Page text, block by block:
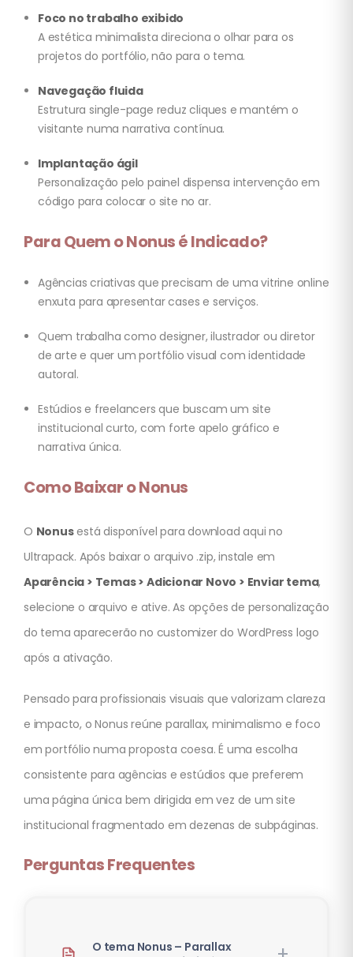
Foco no trabalho exibido
A estética minimalista direciona o olhar para os
projetos do portfólio, não para o tema.
Navegação fluida
Estrutura single-page reduz cliques e mantém o
visitante numa narrativa contínua.
Implantação ágil
Personalização pelo painel dispensa intervenção em
código para colocar o site no ar.
Para Quem o Nonus é Indicado?
Agências criativas que precisam de uma vitrine online
enxuta para apresentar cases e serviços.
Quem trabalha como designer, ilustrador ou diretor
de arte e quer um portfólio visual com identidade
autoral.
Estúdios e freelancers que buscam um site
institucional curto, com forte apelo gráfico e
narrativa única.
Como Baixar o Nonus
O Nonusestá disponível para download aqui no
Ultrapack. Após baixar o arquivo .zip, instale em
Aparência > Temas > Adicionar Novo > Enviar tema,
selecione o arquivo e ative. As opções de personalização
do tema aparecerão no customizer do WordPress logo
após a ativação.
Pensado para profissionais visuais que valorizam clareza
e impacto, o Nonus reúne parallax, minimalismo e foco
em portfólio numa proposta coesa. É uma escolha
consistente para agências e estúdios que preferem
uma página única bem dirigida em vez de um site
institucional fragmentado em dezenas de subpáginas.
Perguntas Frequentes
O tema Nonus – Parallax